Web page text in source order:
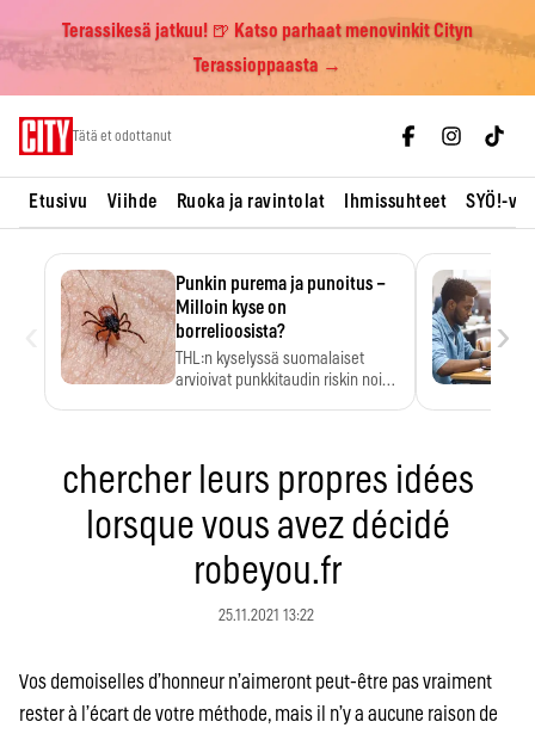
Terassikesä jatkuu! 🍺 Katso parhaat menovinkit Cityn
Terassioppaasta →
Tätä et odottanut
Etusivu Viihde Ruoka ja ravintolat Ihmissuhteet SYÖ!-
Punkin purema ja punoitus –
Milloin kyse on
borrelioosista?
THL:n kyselyssä suomalaiset
arvioivat punkkitaudin riskin noin
›
chercher leurs propres idées
lorsque vous avez décidé
robeyou.fr
25.11.2021 13:22
Vos demoiselles d’honneur n’aimeront peut-être pas vraiment
rester à l’écart de votre méthode, mais il n’y a aucune raison de